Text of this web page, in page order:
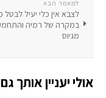
למאמר הבא
לצבא אין כלי יעיל לבטל
במקרה של רמיה
מגיוס
אולי יעניין אותך גם